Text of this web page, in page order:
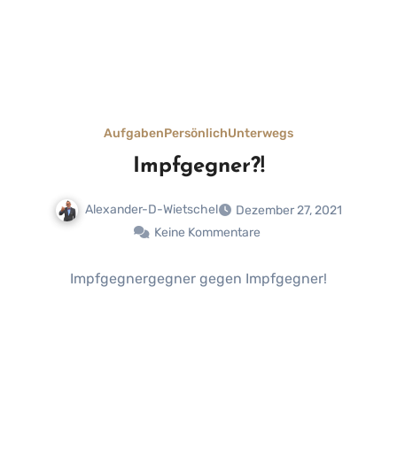
AufgabenPersönlichUnterwegs
Impfgegner?!
Alexander-D-Wietschel
Dezember 27, 2021
Keine Kommentare
Impfgegnergegner gegen Impfgegner!